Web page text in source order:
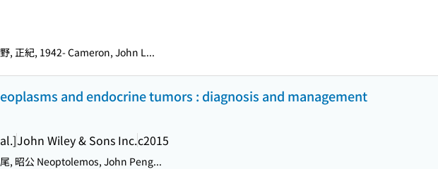
, 正紀, 1942- Cameron, John L...
and endocrine tumors : diagnosis and management
John Wiley & Sons Inc.c2015
, 昭公 Neoptolemos, John Peng...